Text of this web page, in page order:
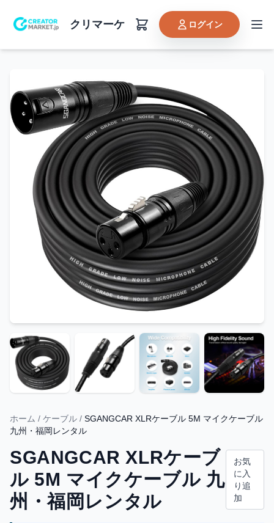
クリマーケ ログイン
ホーム / ケーブル / SGANGCAR XLRケーブル 5M マイクケーブル
九州・福岡レンタル
SGANGCAR XLRケーブ
ル 5M マイクケーブル 九
州・福岡レンタル
お気
に入
り追
加